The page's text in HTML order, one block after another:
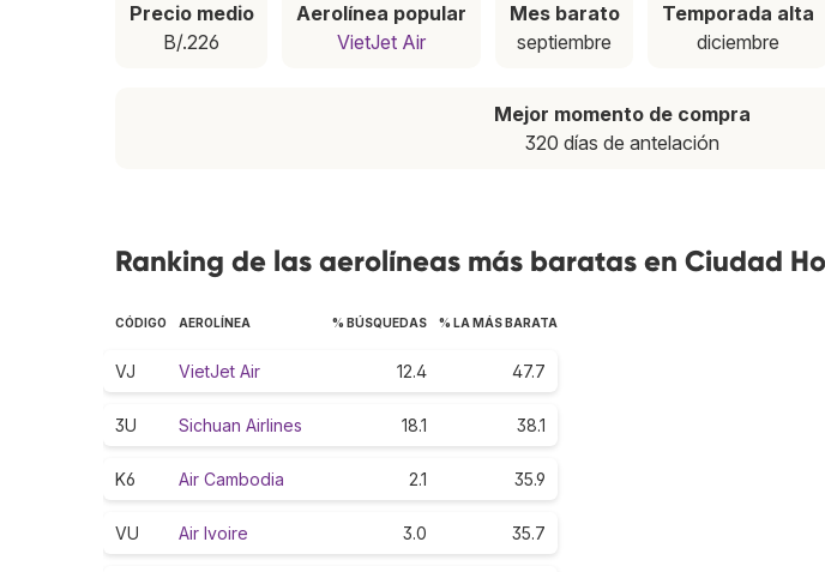
Precio medio
B/.226
Aerolínea popular
VietJet Air
Mes barato
septiembre
Temporada alta
diciembre
Mejor momento de compra
320 días de antelación
Ranking de las aerolíneas más baratas en Ciudad
CÓDIGO AEROLÍNEA % BÚSQUEDAS % LA MÁS BARATA
VJ VietJet Air 12.4 47.7
3U Sichuan Airlines 18.1 38.1
K6 Air Cambodia 2.1 35.9
VU Air Ivoire 3.0 35.7